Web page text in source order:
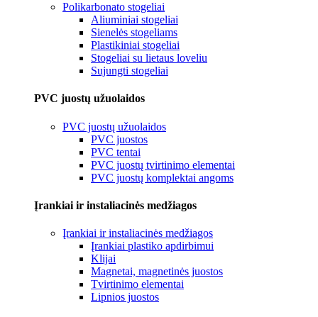
Polikarbonato stogeliai
Aliuminiai stogeliai
Sienelės stogeliams
Plastikiniai stogeliai
Stogeliai su lietaus loveliu
Sujungti stogeliai
PVC juostų užuolaidos
PVC juostų užuolaidos
PVC juostos
PVC tentai
PVC juostų tvirtinimo elementai
PVC juostų komplektai angoms
Įrankiai ir instaliacinės medžiagos
Įrankiai ir instaliacinės medžiagos
Įrankiai plastiko apdirbimui
Klijai
Magnetai, magnetinės juostos
Tvirtinimo elementai
Lipnios juostos